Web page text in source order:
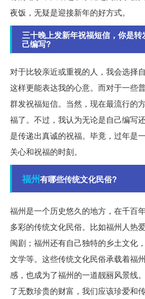
夜饭，无疑是迎接新年的好方式。
三十晚上发新年祝福短信，你是转
己编写?
对于比较亲近或重视的人，我会选择
这样更能表达我的心意。而对于一些
群发祝福短信。当然，现在最流行的
福了。不过，我认为无论是自己编写
是传递出真诚的祝福。毕竟，过年是
关心和祝福的时刻。
福州有哪些传统文化民俗?
福州是一个历史悠久的地方，在千百
多彩的传统文化民俗。比如福州人热
闽剧；福州还有自己独特的乡土文化
文学等。这些传统文化民俗承载着福
感，也成为了福州的一道靓丽风景线
了无数珍贵的财富，我们应该珍爱和